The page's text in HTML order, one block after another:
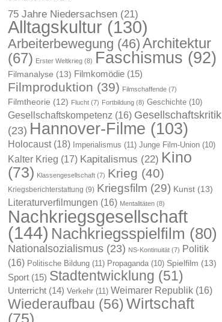
75 Jahre Niedersachsen (21)
Alltagskultur (130)
Arbeiterbewegung (46) Architektur
(67) Erster Weltkrieg (8) Faschismus (92)
Filmanalyse (13) Filmkomödie (15)
Filmproduktion (39) Filmschaffende (7)
Filmtheorie (12) Flucht (7) Fortbildung (8) Geschichte (10)
Gesellschaftskompetenz (16) Gesellschaftskritik
(23) Hannover-Filme (103)
Holocaust(18) Imperialismus (11) Junge Film-Union (10)
Kalter Krieg (17) Kapitalismus (22) Kino
(73) Klassengesellschaft (7) Krieg (40)
Kriegsberichterstattung (9) Kriegsfilm (29) Kunst (13)
Literaturverfilmungen (16) Mentalitäten (8)
Nachkriegsgesellschaft
(144) Nachkriegsspielfilm (80)
Nationalsozialismus (23) NS-Kontinuität (7) Politik
(16) Politische Bildung (11) Propaganda (10) Spielfilm (13)
Sport (15) Stadtentwicklung (51)
Unterricht (14) Verkehr (11) Weimarer Republik (16)
Wiederaufbau (56)Wirtschaft
(75)